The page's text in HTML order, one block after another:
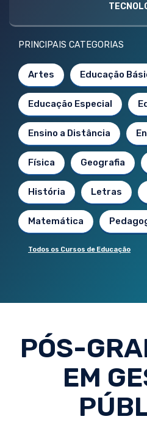
PRINCIPAIS CATEGORIAS
Artes Educação
Educação Especial
Ensino a Distância
Física Geografia
História Letras
Matemática
Todos os Cursos de Educação
PÓS-
EM